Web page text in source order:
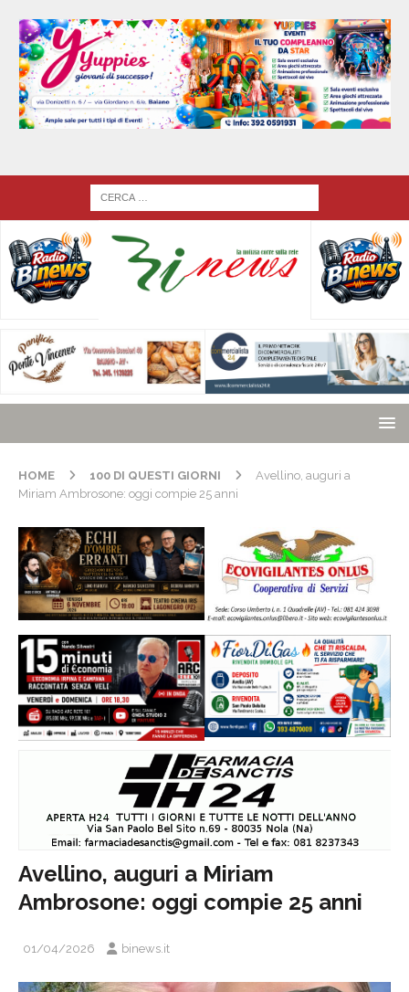
HOME 100 DI QUESTI GIORNI
Avellino, auguri a
Miriam Ambrosone: oggi compie 25 anni
Avellino, auguri a Miriam
Ambrosone: oggi compie 25 anni
01/04/2026 binews.it